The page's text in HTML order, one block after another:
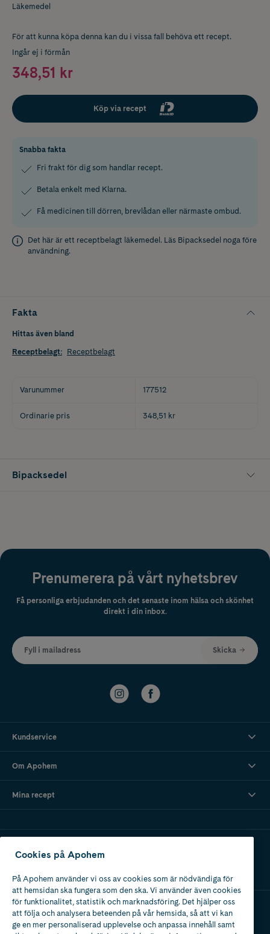
Läkemedel
För att kunna köpa denna kan du i vissa fall behöva ett recept.
Ingår ej i förmån
348,51 kr
Köp via recept
Snabba fakta
Fri frakt för dig som handlar recept.
Betala enkelt med Klarna.
Få medicinen till dörren, brevlådan eller närmaste ombud.
Det här är ett receptbelagt läkemedel. Läs Bipacksedel noga före
användning.
Fakta
Hittas även bland
Receptbelagt: Receptbelagt
Varunummer 177512
Ordinarie pris 348,51 kr
Bipacksedel
Prenumerera på vårt nyhetsbrev
Få personliga erbjudanden och det senaste inom hälsa och skönhet
direkt i din inbox.
Fyll i mailadress Skicka
Kundservice
Om Apohem
Mina recept
Apotek med tillstånd
av Läkemedelsverket
Cookies på Apohem
På Apohem använder vi oss av cookies som är nödvändiga för
att hemsidan ska fungera som den ska. Vi använder även cookies
för funktionalitet, statistik och marknadsföring. Det hjälper oss
att följa och analysera beteenden på vår hemsida, så att vi kan
ge en mer personaliserad upplevelse och anpassa innehåll samt